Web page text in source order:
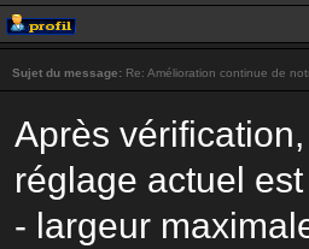
Sujet du message: Re: Amélioration continue de
Après
réglage actuel
- largeur